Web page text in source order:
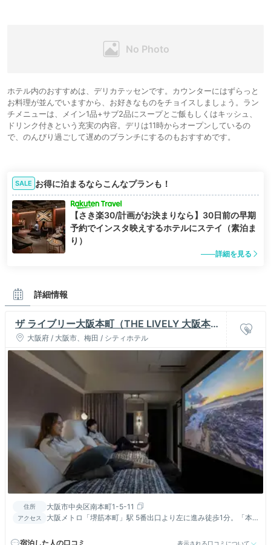
ホテル内のおすすめは、デリカテッセンです。カウンターにはずらっと
お料理が並んでいますから、お好きなものをチョイスしましょう。ラン
チメニューは、メイン1品+サブ2品にスープとご飯もしくはキッシュ、
ドリンク付きという充実の内容。デリは11時からオープンしているの
で、のんびり過ごして遅めのブランチにするのもおすすめです。
SALE お得に泊まるならこんなプランも！
【さき楽30/計画がお決まりなら】30日前の早期
予約でインスタ映えするホテルにステイ（素泊ま
り）
詳細を見る
詳細情報
ザ ライブリー大阪本町（THE LIVELY 大阪本
町）大阪府 / 大阪市、梅田 / シティホテル
住所 大阪市中央区南本町1-5-11
アクセス
大阪メトロ「堺筋本町」駅 5番出口より左に進み徒歩1分。「本
宿泊した人の口コミ
表示される口コミについて